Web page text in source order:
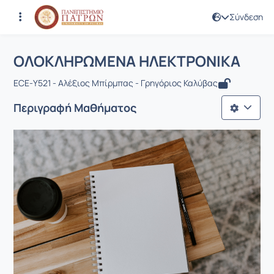
Σύνδεση
Αρχική Σελίδα
Μάθημα : ΟΛΟΚΛΗΡΩΜΕΝΑ
Κωδικός : EE1013
ΟΛΟΚΛΗΡΩΜΕΝΑ ΗΛΕΚΤΡΟΝΙΚΑ
ECE-Υ521 - Αλέξιος Μπίρμπας - Γρηγόριος Καλύβας
Περιγραφή Μαθήματος